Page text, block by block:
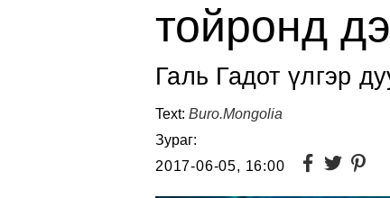
тойронд
Галь Гадот үлгэр
Text: Buro.Mongolia
Зураг:
2017-06-05, 16:00